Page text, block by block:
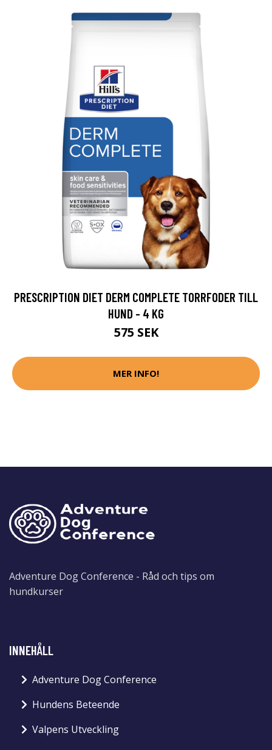
PRESCRIPTION DIET DERM COMPLETE TORRFODER TILL
HUND - 4 KG
575 SEK
MER INFO!
Adventure Dog Conference - Råd och tips om
hundkurser
INNEHÅLL
Adventure Dog Conference
Hundens Beteende
Valpens Utveckling